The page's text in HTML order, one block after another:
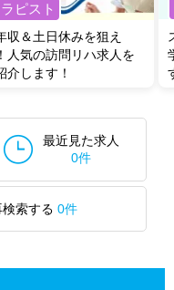
ピスト
収＆土日休みを狙え
人気の訪問リハ求人を
介します！
最近見た求人
0件
索する 0件